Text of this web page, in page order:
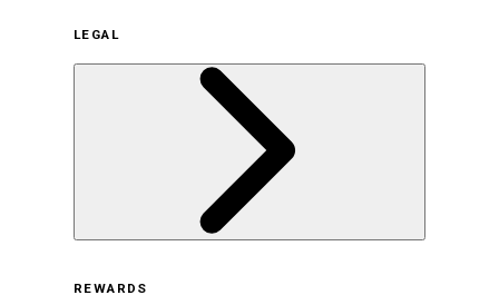
サステナビリティの取り組み（日本）
サステナビリティの取り組み（米国/英語）
ヒストリー
採用情報
LEGAL
REWARDS